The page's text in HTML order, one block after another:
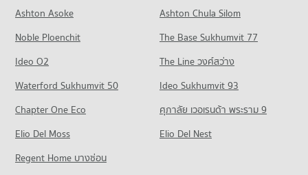
Condo Navamindarajudis Krungthepmahanakhon
School
School
Condo for Sale Navamindarajudis Krungthepmahanakhon
School
Condo for Sale ๋๋Jas green village
PROJECT_COUNT
Condo for Rent JAS green village - Kubon
199 properties for sale
Condo Sainate Km.8
Condo for Rent near Ramintra Road
1,110 properties for rent
Condo for Sale near Ramintra Road
671 properties for sale
Condo Khu Bon Road
Condo for Rent near Khu Bon Road
0 properties for rent
Condo for Sale near Khu Bon Road
2 properties for sale
PROJECT_COUNT
Condo for Rent near Synphaet Hospital
286 properties for sale
Condo Phyathai Nawamin Hospital
PROJECT_COUNT
Condo for Rent near Phyathai Nawamin Hospital
666 properties for rent
Ashton Asoke
Ashton Chula Silom
Noble Ploenchit
The Base Sukhumvit 77
Ideo O2
The Line วงศ์สว่าง
Waterford Sukhumvit 50
Ideo Sukhumvit 93
Chapter One Eco
ศุภาลัย เวอเรนด้า พระราม 9
Elio Del Moss
Elio Del Nest
Regent Home บางซ่อน